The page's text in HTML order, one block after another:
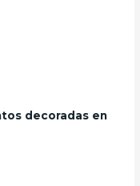
decoradas en